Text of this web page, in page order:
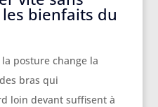
bienfaits du
posture change la
bras qui
loin devant suffisent à